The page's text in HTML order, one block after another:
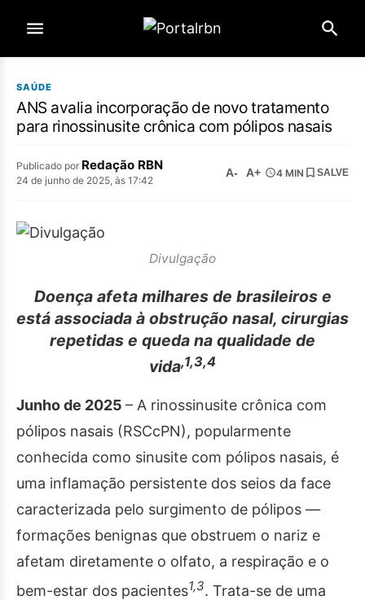
SAÚDE
ANS avalia incorporação de novo tratamento
para rinossinusite crônica com pólipos nasais
Publicado por Redação RBN
24 de junho de 2025, às 17:42
A- A+ 4 MIN SALVE
Divulgação
Doença afeta milhares de brasileiros e
está associada à obstrução nasal, cirurgias
repetidas e queda na qualidade de
vida,1,3,4
Junho de 2025 – A rinossinusite crônica com
pólipos nasais (RSCcPN), popularmente
conhecida como sinusite com pólipos nasais, é
uma inflamação persistente dos seios da face
caracterizada pelo surgimento de pólipos —
formações benignas que obstruem o nariz e
afetam diretamente o olfato, a respiração e o
bem-estar dos pacientes1,3. Trata-se de uma